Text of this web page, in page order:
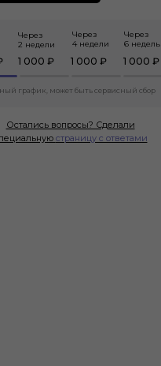
Через
6 недель
1 000 ₽
Через
4 недели
1 000 ₽
Через
2 недели
1 000 ₽
график, может быть сервисный сбор
Остались вопросы? Сделали
страницу с ответами